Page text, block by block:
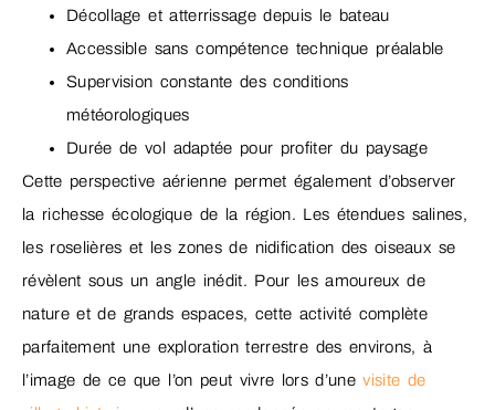
Décollage et atterrissage depuis le bateau
Accessible sans compétence technique préalable
Supervision constante des conditions
météorologiques
Durée de vol adaptée pour profiter du paysage
Cette perspective aérienne permet également d’observer
la richesse écologique de la région. Les étendues salines,
les roselières et les zones de nidification des oiseaux se
révèlent sous un angle inédit. Pour les amoureux de
nature et de grands espaces, cette activité complète
parfaitement une exploration terrestre des environs, à
l’image de ce que l’on peut vivre lors d’unevisite de